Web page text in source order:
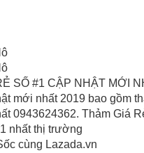
SỐ #1 CẬP NHẬT MỚI
mới nhất 2019 bao gồm
0943624362. Thảm Giá
nhất thị trường
cùng Lazada.vn